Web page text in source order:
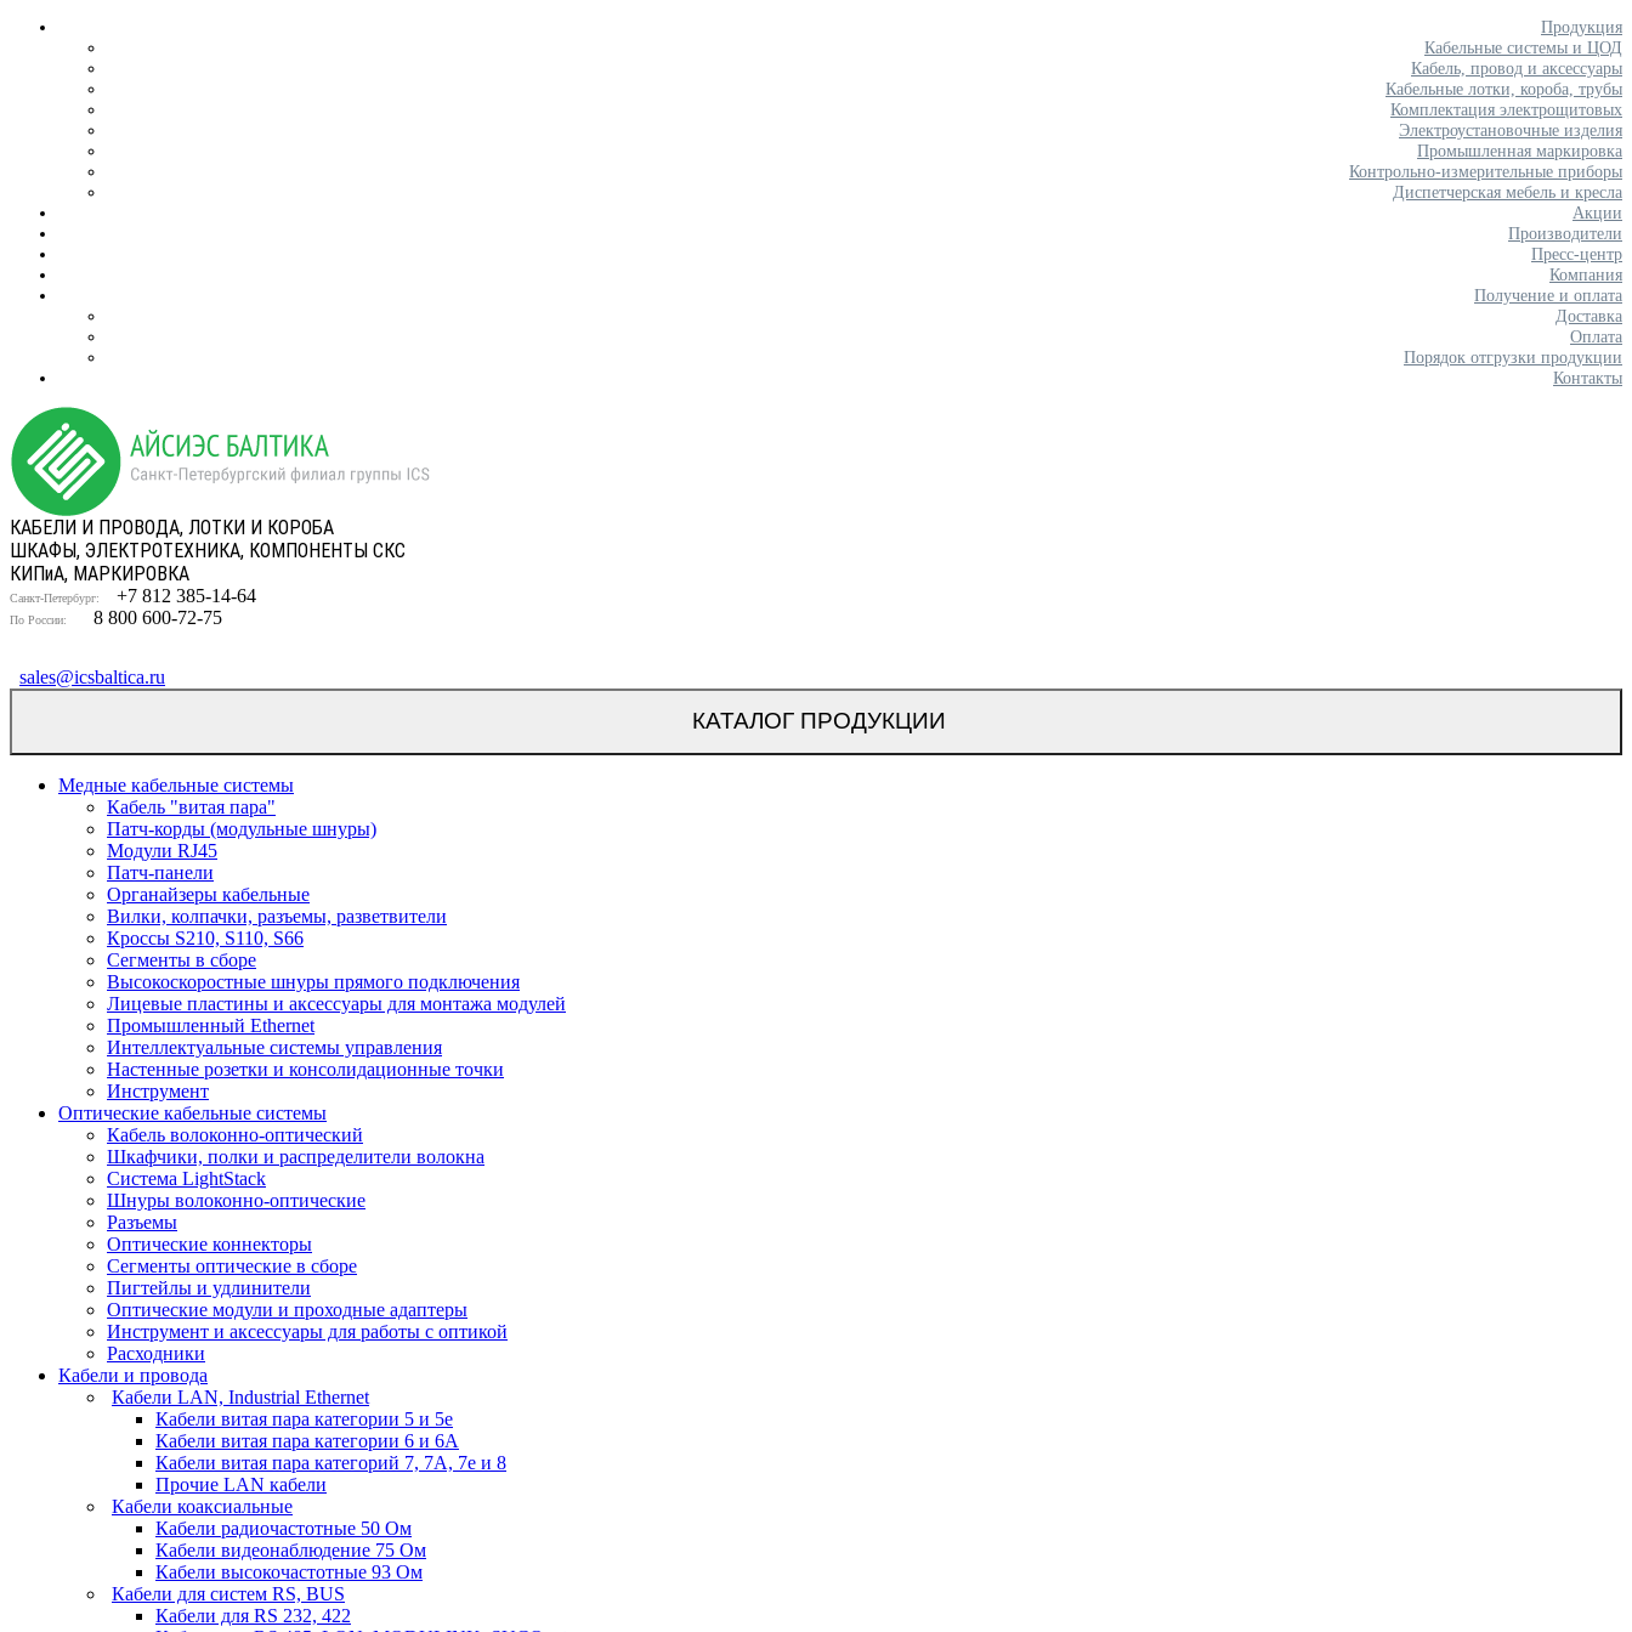
Продукция
Кабельные системы и ЦОД
Кабель, провод и аксессуары
Кабельные лотки, короба, трубы
Комплектация электрощитовых
Электроустановочные изделия
Промышленная маркировка
Контрольно-измерительные приборы
Диспетчерская мебель и кресла
Акции
Производители
Пресс-центр
Компания
Получение и оплата
Доставка
Оплата
Порядок отгрузки продукции
Контакты
КАБЕЛИ И ПРОВОДА, ЛОТКИ И КОРОБА
ШКАФЫ, ЭЛЕКТРОТЕХНИКА, КОМПОНЕНТЫ СКС
КИПиА, МАРКИРОВКА
Санкт-Петербург: +7 812 385-14-64
По России: 8 800 600-72-75
sales@icsbaltica.ru
КАТАЛОГ ПРОДУКЦИИ
Медные кабельные системы
Кабель "витая пара"
Патч-корды (модульные шнуры)
Модули RJ45
Патч-панели
Органайзеры кабельные
Вилки, колпачки, разъемы, разветвители
Кроссы S210, S110, S66
Сегменты в сборе
Высокоскоростные шнуры прямого подключения
Лицевые пластины и аксессуары для монтажа модулей
Промышленный Ethernet
Интеллектуальные системы управления
Настенные розетки и консолидационные точки
Инструмент
Оптические кабельные системы
Кабель волоконно-оптический
Шкафчики, полки и распределители волокна
Система LightStack
Шнуры волоконно-оптические
Разъемы
Оптические коннекторы
Сегменты оптические в сборе
Пигтейлы и удлинители
Оптические модули и проходные адаптеры
Инструмент и аксессуары для работы с оптикой
Расходники
Кабели и провода
Кабели LAN, Industrial Ethernet
Кабели витая пара категории 5 и 5е
Кабели витая пара категории 6 и 6A
Кабели витая пара категорий 7, 7А, 7е и 8
Прочие LAN кабели
Кабели коаксиальные
Кабели радиочастотные 50 Ом
Кабели видеонаблюдение 75 Ом
Кабели высокочастотные 93 Ом
Кабели для систем RS, BUS
Кабели для RS 232, 422